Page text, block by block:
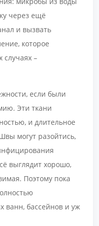
через ещё
и вызвать
которое
случаях –
если были
Эти ткани
и длительное
могут разойтись,
выглядит хорошо,
Поэтому пока
ванн, бассейнов и уж